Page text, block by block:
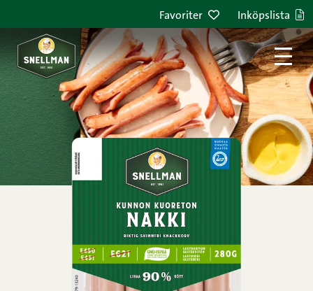
Favoriter Inköpslista